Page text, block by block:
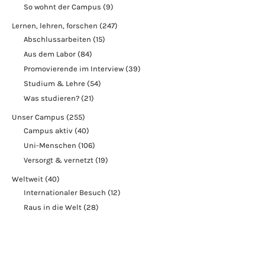
So wohnt der Campus (9)
Lernen, lehren, forschen (247)
Abschlussarbeiten (15)
Aus dem Labor (84)
Promovierende im Interview (39)
Studium & Lehre (54)
Was studieren? (21)
Unser Campus (255)
Campus aktiv (40)
Uni-Menschen (106)
Versorgt & vernetzt (19)
Weltweit (40)
Internationaler Besuch (12)
Raus in die Welt (28)